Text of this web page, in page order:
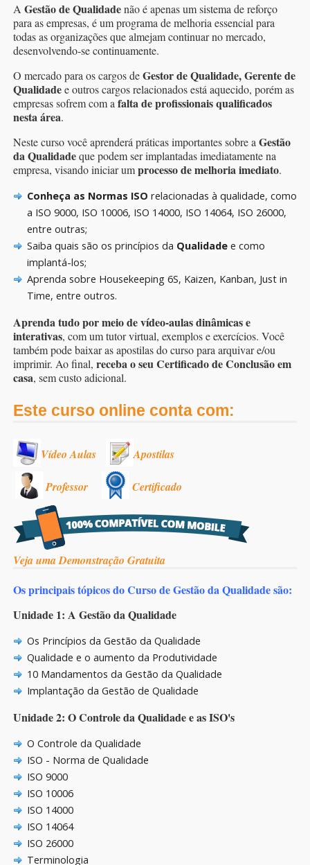
A Gestão de Qualidadenão é apenas um sistema de reforço
para as empresas, é um programa de melhoria essencial para
todas as organizações que almejam continuar no mercado,
desenvolvendo-se continuamente.
O mercado para os cargos deGestor de Qualidade, Gerente de
Qualidadee outros cargos relacionados está aquecido, porém as
empresas sofrem com a falta de profissionais qualificados
nesta área.
Neste curso você aprenderá práticas importantes sobre a Gestão
da Qualidadeque podem ser implantadas imediatamente na
empresa, visando iniciar umprocesso de melhoria imediato.
Conheça as Normas ISO relacionadas à qualidade, como
a ISO 9000, ISO 10006, ISO 14000, ISO 14064, ISO 26000,
entre outras;
Saiba quais são os princípios da Qualidade e como
implantá-los;
Aprenda sobre Housekeeping 6S, Kaizen, Kanban, Just in
Time, entre outros.
Aprenda tudo por meio de vídeo-aulas dinâmicas e
interativas, com um tutor virtual, exemplos e exercícios. Você
também pode baixar as apostilas do curso para arquivar e/ou
imprimir. Ao final, receba o seu Certificado de Conclusão em
casa, sem custo adicional.
Este curso online conta com:
Vídeo Aulas Apostilas
Professor Certificado
Veja uma Demonstração Gratuita
Os principais tópicos do Curso de Gestão da Qualidade são:
Unidade 1: A Gestão da Qualidade
Os Princípios da Gestão da Qualidade
Qualidade e o aumento da Produtividade
10 Mandamentos da Gestão da Qualidade
Implantação da Gestão de Qualidade
Unidade 2: O Controle da Qualidade e as ISO's
O Controle da Qualidade
ISO - Norma de Qualidade
ISO 9000
ISO 10006
ISO 14000
ISO 14064
ISO 26000
Terminologia